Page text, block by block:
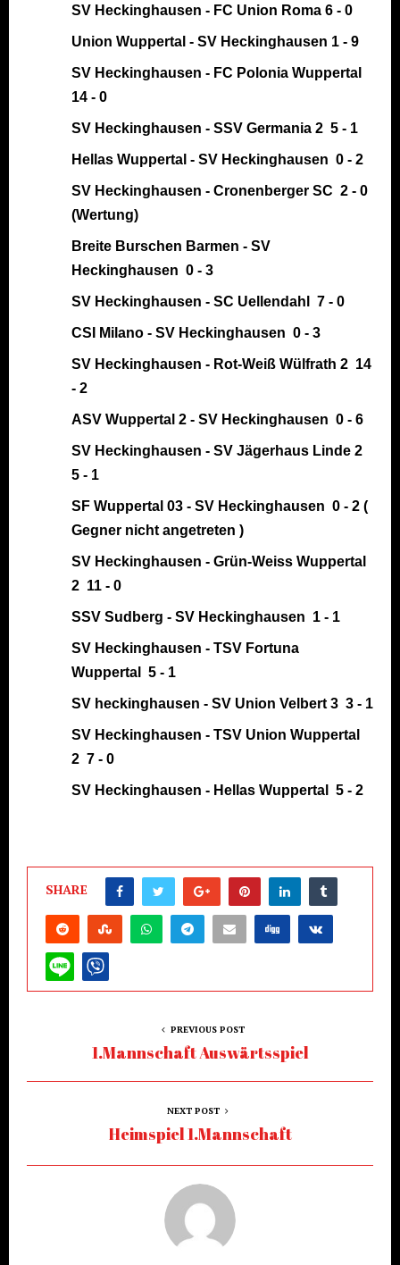
SV Heckinghausen - FC Union Roma 6 - 0
Union Wuppertal - SV Heckinghausen 1 - 9
SV Heckinghausen - FC Polonia Wuppertal
14 - 0
SV Heckinghausen - SSV Germania 2 5 - 1
Hellas Wuppertal - SV Heckinghausen 0 - 2
SV Heckinghausen - Cronenberger SC 2 - 0
(Wertung)
Breite Burschen Barmen - SV
Heckinghausen 0 - 3
SV Heckinghausen - SC Uellendahl 7 - 0
CSI Milano - SV Heckinghausen 0 - 3
SV Heckinghausen - Rot-Weiß Wülfrath 2 14
- 2
ASV Wuppertal 2 - SV Heckinghausen 0 - 6
SV Heckinghausen - SV Jägerhaus Linde 2
5 - 1
SF Wuppertal 03 - SV Heckinghausen 0 - 2 (
Gegner nicht angetreten )
SV Heckinghausen - Grün-Weiss Wuppertal
2 11 - 0
SSV Sudberg - SV Heckinghausen 1 - 1
SV Heckinghausen - TSV Fortuna
Wuppertal 5 - 1
SV heckinghausen - SV Union Velbert 3 3 - 1
SV Heckinghausen - TSV Union Wuppertal
2 7 - 0
SV Heckinghausen - Hellas Wuppertal 5 - 2
SHARE
PREVIOUS POST
1.Mannschaft Auswärtsspiel
NEXT POST
Heimspiel 1.Mannschaft